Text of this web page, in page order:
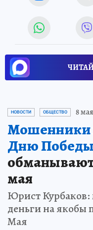
НОВОСТИ ОБЩЕСТВО 8
Мошенники
Дню
мая
Юрист
деньги на якобы
Мая